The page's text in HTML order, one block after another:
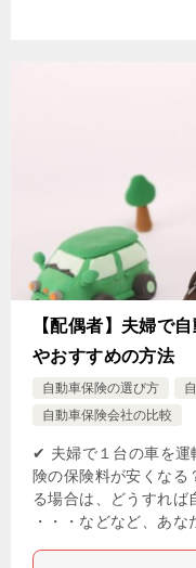
【配偶者】夫婦で
やおすすめの方法
自動車保険の選び方
自動車保険会社の比較
✔ 夫婦で１台の車を運
険の保険料が安くな
る場合は、どうすれば
・・・などなど、あ